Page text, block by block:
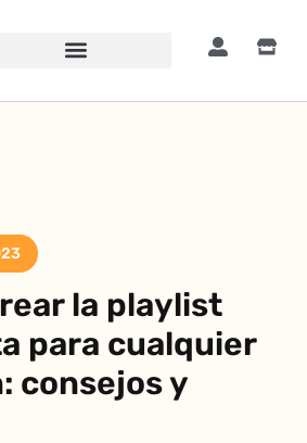
la playlist
para cualquier
consejos y